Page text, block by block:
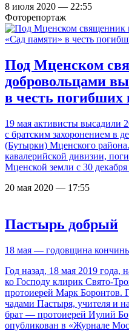
8 июля 2020 — 22:55
Фоторепортаж
Под Мценском
добровольцами
в честь погибших
19 мая активисты высадили
с братским захоронением в
(Бутырки) Мценского
кавалерийской дивизии,
Мценской земли с 30
20 мая 2020 — 17:55
Пастырь добрый
18 мая — годовщина
Год назад, 18 мая 2019 года,
ко Господу клирик Свято-
протоиерей Марк Боронтов.
чадами Пастыря, учителя и
брат — протоиерей Иулий
опубликован в «Журнале